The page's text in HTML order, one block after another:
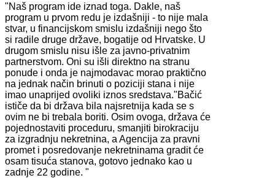
"Naš program ide iznad toga. Dakle, naš
program u prvom redu je izdašniji - to nije mala
stvar, u financijskom smislu izdašniji nego što
si radile druge države, bogatije od Hrvatske. U
drugom smislu nisu išle za javno-privatnim
partnerstvom. Oni su išli direktno na stranu
ponude i onda je najmodavac morao praktično
na jednak način brinuti o poziciji stana i nije
imao unaprijed ovoliki iznos sredstava."Bačić
ističe da bi država bila najsretnija kada se s
ovim ne bi trebala boriti. Osim ovoga, država će
pojednostaviti proceduru, smanjiti birokraciju
za izgradnju nekretnina, a Agencija za pravni
promet i posredovanje nekretninama gradit će
osam tisuća stanova, gotovo jednako kao u
zadnje 22 godine. "